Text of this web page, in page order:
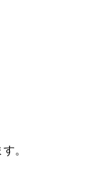
。